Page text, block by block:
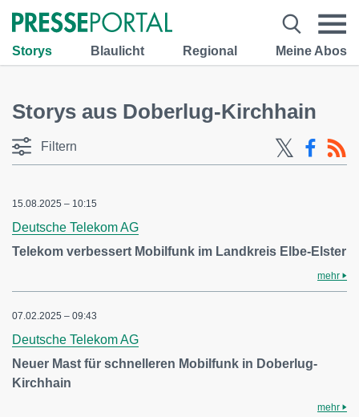
Storys Blaulicht Regional Meine Abos
Storys aus Doberlug-Kirchhain
Filtern
15.08.2025 – 10:15
Deutsche Telekom AG
Telekom verbessert Mobilfunk im Landkreis Elbe-Elster
mehr
07.02.2025 – 09:43
Deutsche Telekom AG
Neuer Mast für schnelleren Mobilfunk in Doberlug-
Kirchhain
mehr